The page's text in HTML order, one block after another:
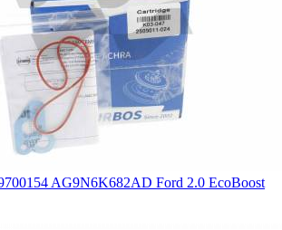
AG9N6K682AD Ford 2.0 EcoBoost